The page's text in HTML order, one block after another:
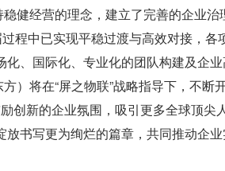
健经营的理念，建立了完善的企业治
程中已实现平稳过渡与高效对接，各
、国际化、专业化的团队构建及企
）将在“屏之物联”战略指导下，不断
创新的企业氛围，吸引更多全球顶尖
书写更为绚烂的篇章，共同推动企